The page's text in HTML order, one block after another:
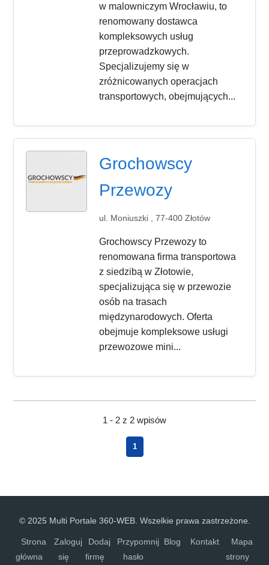
w malowniczym Wrocławiu, to
renomowany dostawca
kompleksowych usług
przeprowadzkowych.
Specjalizujemy się w
zróżnicowanych operacjach
transportowych, obejmujących...
Grochowscy
Przewozy
ul. Moniuszki , 77-400 Złotów
Grochowscy Przewozy to
renomowana firma transportowa
z siedzibą w Złotowie,
specjalizująca się w przewozie
osób na trasach
międzynarodowych. Oferta
obejmuje kompleksowe usługi
przewozowe mini...
1 - 2 z 2 wpisów
1
© 2025 Multi Portale 360-WEB. Wszelkie prawa zastrzeżone.
Strona
główna
Zaloguj
się
Dodaj
firmę
Przypomnij
hasło
Blog Kontakt
Mapa
strony